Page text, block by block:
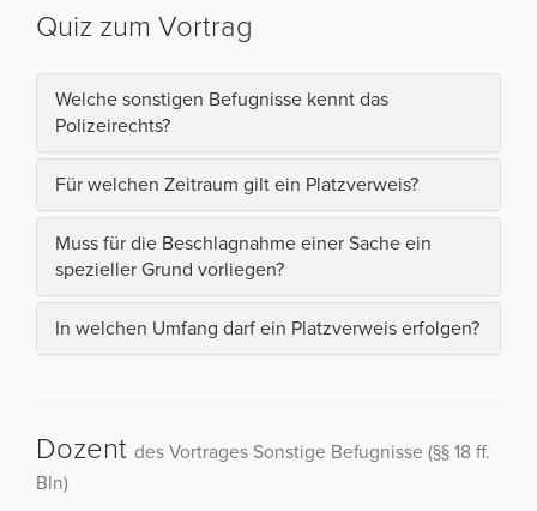
Quiz zum Vortrag
Welche sonstigen Befugnisse kennt das
Polizeirechts?
Für welchen Zeitraum gilt ein Platzverweis?
Muss für die Beschlagnahme einer Sache ein
spezieller Grund vorliegen?
In welchen Umfang darf ein Platzverweis erfolgen?
Dozent des Vortrages Sonstige Befugnisse (§§ 18 ff.
Bln)